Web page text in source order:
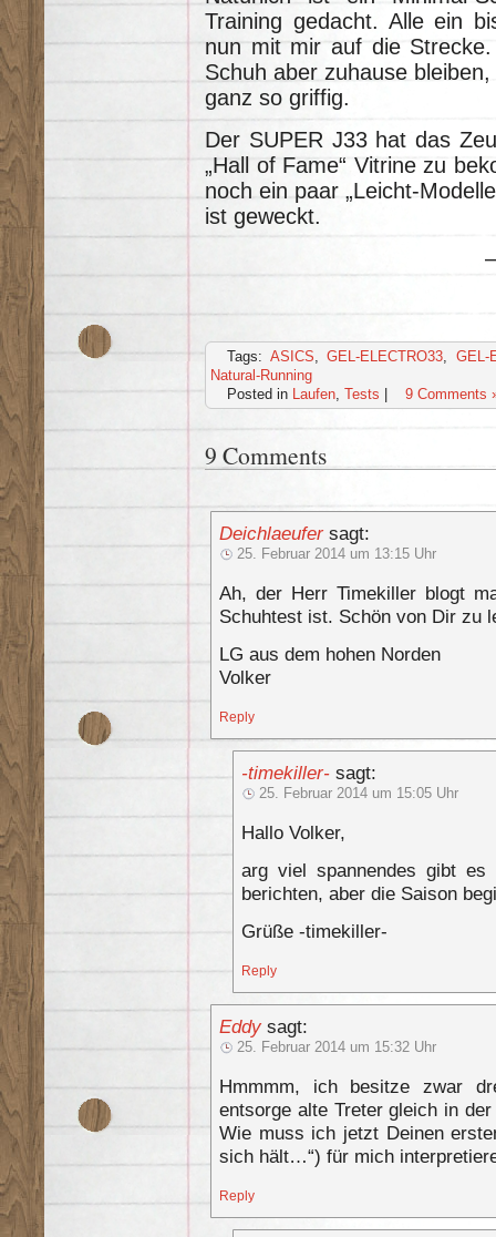
Training gedacht. Alle ein
nun mit mir auf die
Schuh aber zuhause
ganz so griffig.
Der SUPER J33 hat das
„Hall of Fame“ Vitrine zu
noch ein paar „Leicht-
ist geweckt.
Tags: ASICS GEL-ELECTRO33
GEL-
Natural-Running
Posted in
Laufen Tests 9 Comments
9 Comments
Deichlaeufer sagt:
25. Februar 2014 um 13:15 Uhr
Ah, der Herr Timekiller blogt
Schuhtest ist. Schön von Dir zu
LG aus dem hohen Norden
Volker
Reply
-timekiller- sagt:
25. Februar 2014 um 15:05 Uhr
Hallo Volker,
arg viel spannendes gibt
berichten, aber die Saison
Grüße -timekiller-
Reply
Eddy sagt:
25. Februar 2014 um 15:32 Uhr
Hmmmm, ich besitze zwar
entsorge alte Treter gleich in
Wie muss ich jetzt Deinen
sich hält…“) für mich
Reply